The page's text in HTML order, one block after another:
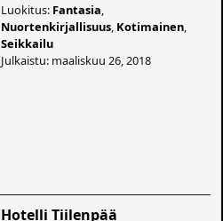
Luokitus: Fantasia
Nuortenkirjallisuus Kotimainen
Seikkailu
Julkaistu: maaliskuu 26, 2018
Hotelli Tiilenpää